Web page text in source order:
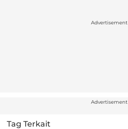
Advertisement
Advertisement
Tag Terkait